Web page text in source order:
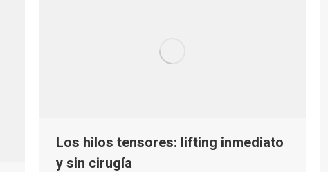
Los hilos tensores: lifting inmediato
y sin cirugía